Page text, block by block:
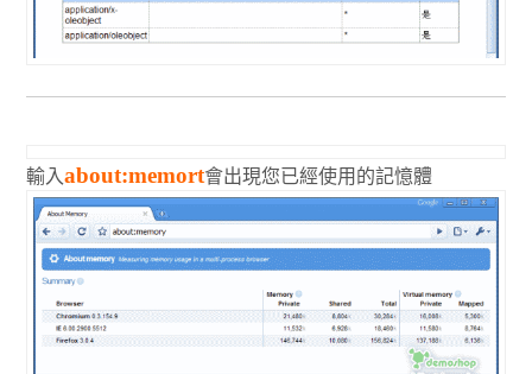
輸入about:memort會出現您已經使用的記憶體